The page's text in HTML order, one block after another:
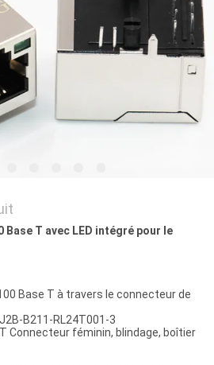
Base T avec LED intégré pour le
Base T à travers le connecteur de
B211-RL24T001-3
Connecteur féminin, blindage, boîtier